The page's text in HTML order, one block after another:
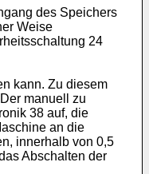
des Speichers
Weise
24
kann. Zu diesem
manuell zu
38 auf, die
an die
innerhalb von 0,5
Abschalten der